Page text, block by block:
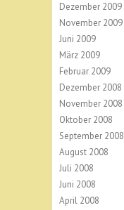
Dezember 2009
November 2009
Juni 2009
März 2009
Februar 2009
Dezember 2008
November 2008
Oktober 2008
September 2008
August 2008
Juli 2008
Juni 2008
April 2008